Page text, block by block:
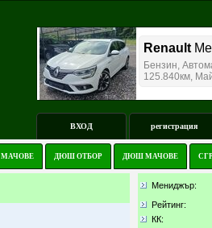
ВХОД регистрация
МАЧОВЕ ДЮШ ОТБОР ДЮШ МАЧОВЕ
Мениджър:
Рейтинг:
КК: